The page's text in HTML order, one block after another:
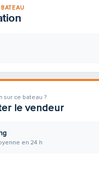
sur ce bateau ?
le vendeur
en 24 h